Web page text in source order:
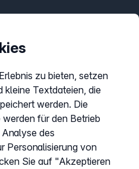
AGB
anpassen
zu bieten, setzen
kleine Textdateien, die
werden. Die
für den Betrieb
des
Personalisierung von
Sie auf "Akzeptieren